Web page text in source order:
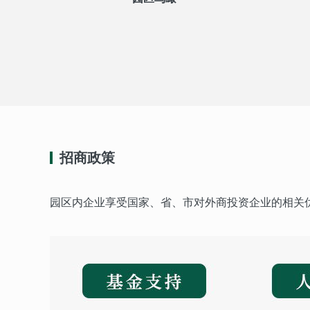
招商政策
园区内企业享受国家、省、市对外商投资企业的相